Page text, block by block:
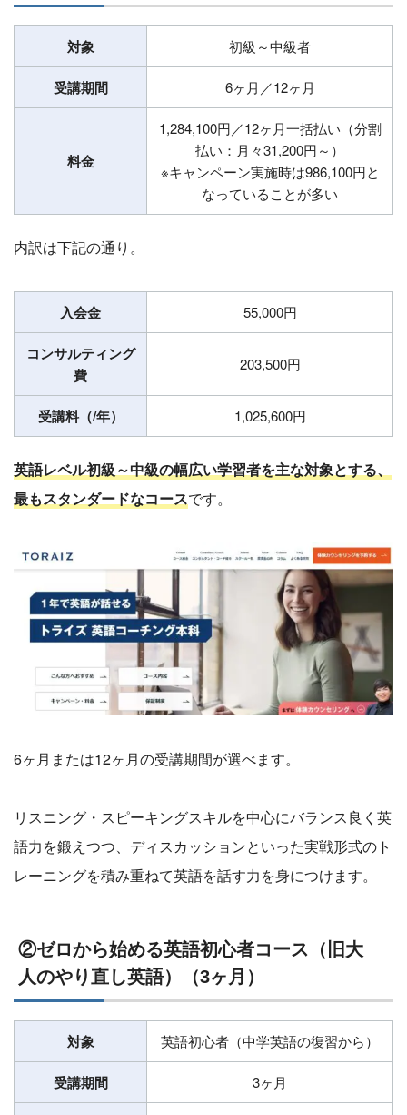
対象 初級～中級者
受講期間 6ヶ月／12ヶ月
料金
1,284,100円／12ヶ月一括払い（分割
払い：月々31,200円～）
※キャンペーン実施時は986,100円と
なっていることが多い
内訳は下記の通り。
入会金 55,000円
コンサルティング
費
203,500円
受講料（/年） 1,025,600円
英語レベル初級～中級の幅広い学習者を主な対象とする、
最もスタンダードなコースです。
6ヶ月または12ヶ月の受講期間が選べます。
リスニング・スピーキングスキルを中心にバランス良く英
語力を鍛えつつ、ディスカッションといった実戦形式のト
レーニングを積み重ねて英語を話す力を身につけます。
②ゼロから始める英語初心者コース（旧大
人のやり直し英語）（3ヶ月）
対象 英語初心者（中学英語の復習から）
受講期間 3ヶ月